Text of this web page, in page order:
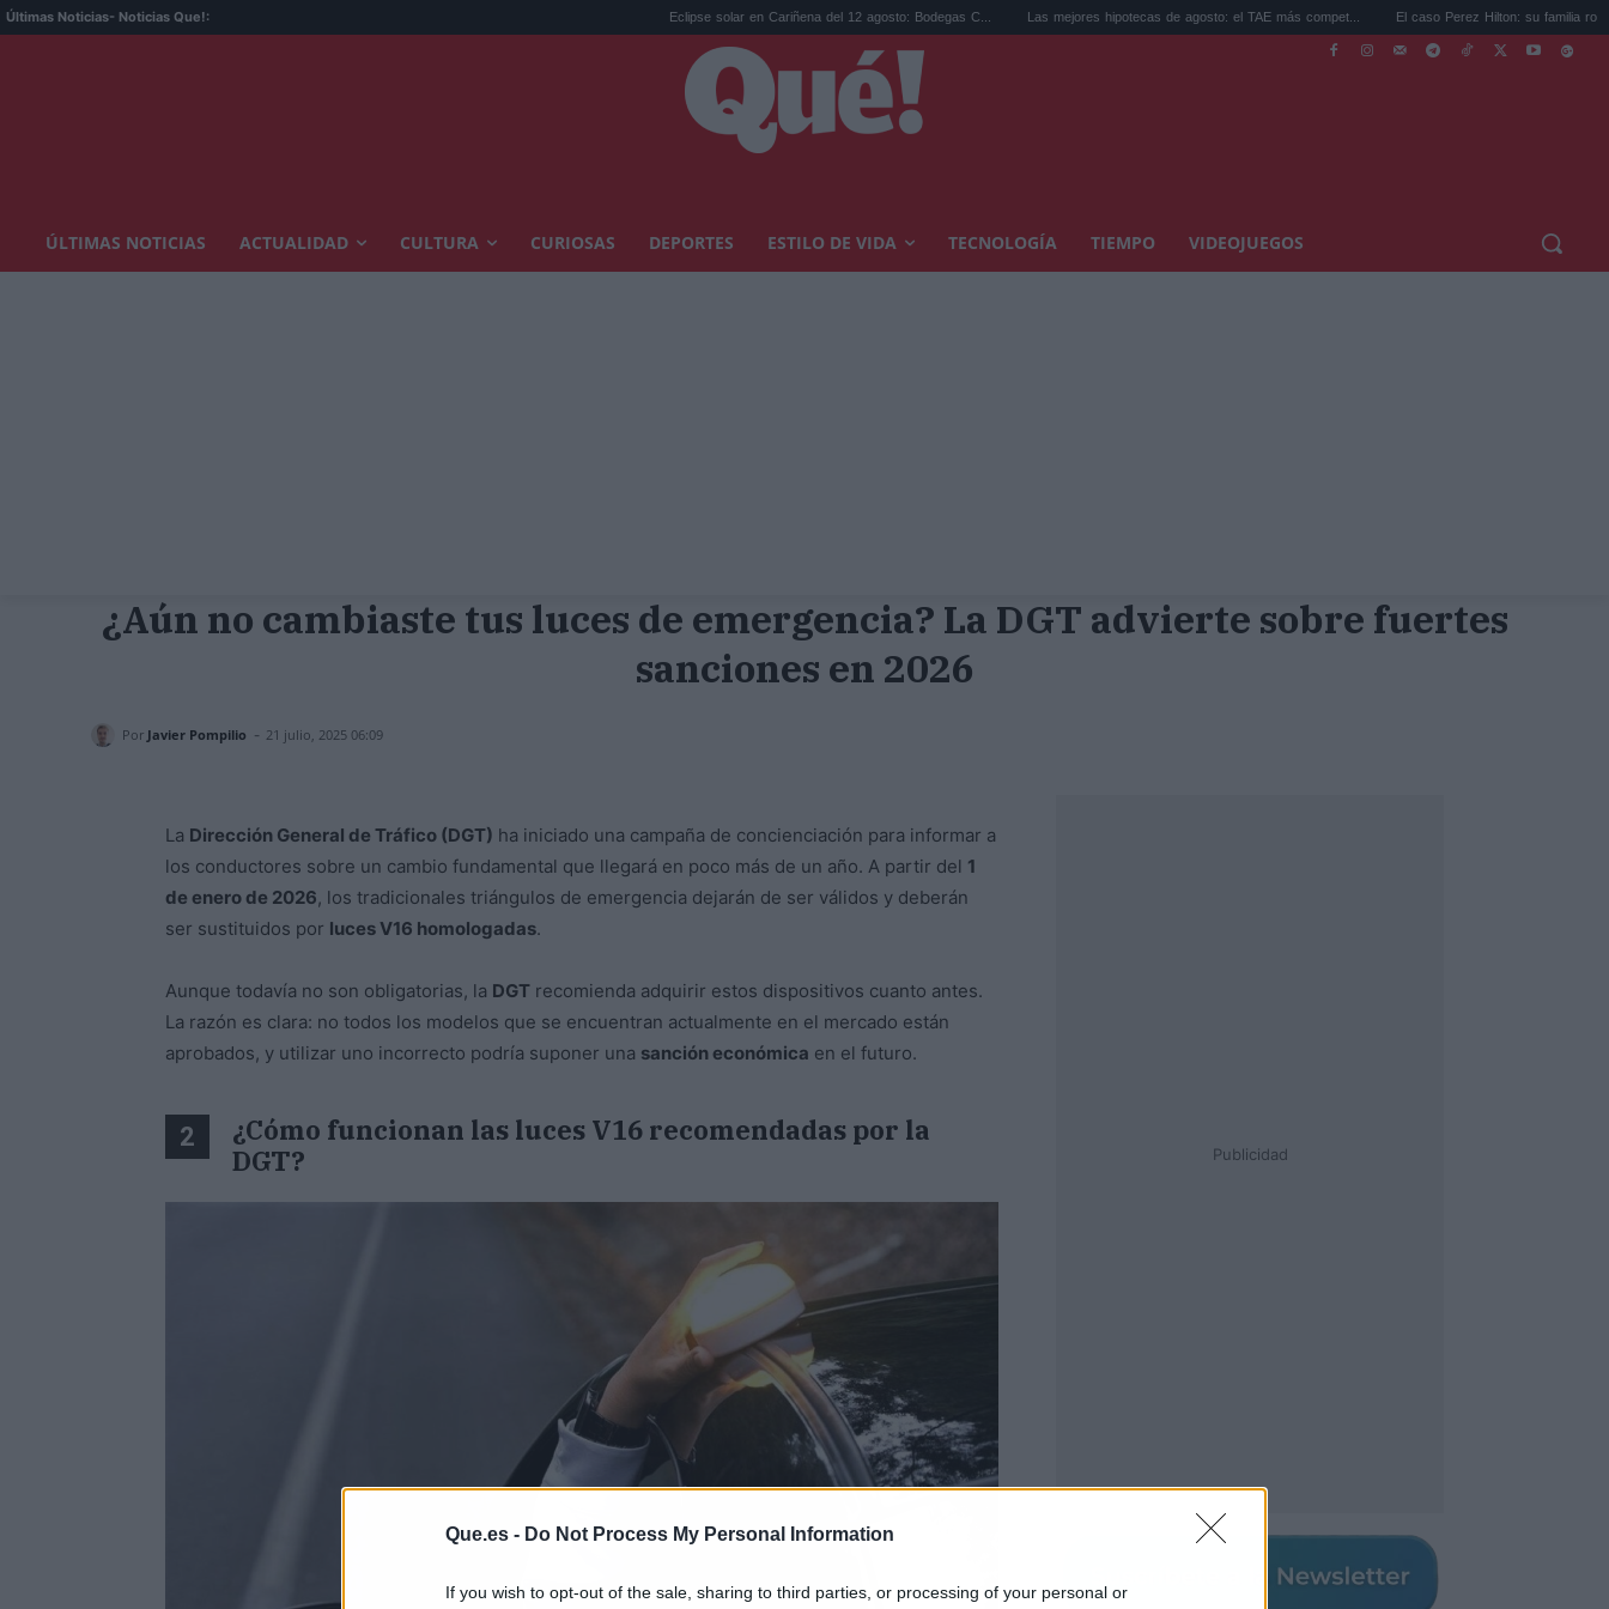
Que.es - Do Not Process My Personal Information
If you wish to opt-out of the sale, sharing to third parties, or processing of your personal or
Últimas Noticias- Noticias Que!: Eclipse solar en Cariñena del 12 agosto: Bodegas C... Las mejores hipotecas de agosto: el TAE más compet... El caso Perez Hilton: su familia rompe el
ÚLTIMAS NOTICIAS ACTUALIDAD CULTURA CURIOSAS DEPORTES ESTILO DE VIDA TECNOLOGÍA TIEMPO VIDEOJUEGOS
¿Aún no cambiaste tus luces de emergencia? La DGT advierte sobre fuertes
sanciones en 2026
Por Javier Pompilio - 21 julio, 2025 06:09
La Dirección General de Tráfico (DGT) ha iniciado una campaña de concienciación para informar a
los conductores sobre un cambio fundamental que llegará en poco más de un año. A partir del 1
de enero de 2026, los tradicionales triángulos de emergencia dejarán de ser válidos y deberán
ser sustituidos por luces V16 homologadas.
Aunque todavía no son obligatorias, la DGT recomienda adquirir estos dispositivos cuanto antes.
La razón es clara: no todos los modelos que se encuentran actualmente en el mercado están
aprobados, y utilizar uno incorrecto podría suponer una sanción económica en el futuro.
2
¿Cómo funcionan las luces V16 recomendadas por la
DGT?
Publicidad